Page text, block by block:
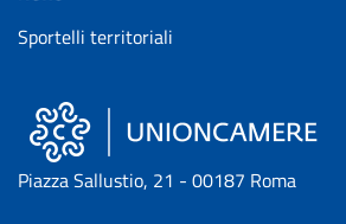
Sportelli territoriali
Piazza Sallustio, 21 - 00187 Roma